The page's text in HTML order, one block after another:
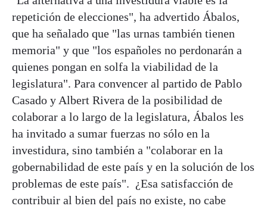
repetición de elecciones", ha advertido Ábalos,
que ha señalado que "las urnas también tienen
memoria" y que "los españoles no perdonarán a
quienes pongan en solfa la viabilidad de la
legislatura". Para convencer al partido de Pablo
Casado y Albert Rivera de la posibilidad de
colaborar a lo largo de la legislatura, Ábalos les
ha invitado a sumar fuerzas no sólo en la
investidura, sino también a "colaborar en la
gobernabilidad de este país y en la solución de los
problemas de este país". ¿Esa satisfacción de
contribuir al bien del país no existe, no cabe